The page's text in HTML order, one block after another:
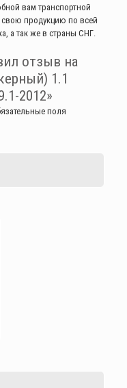
вам транспортной
продукцию по всей
а так же в страны СНГ.
отзыв на
1.1
2012»
поля